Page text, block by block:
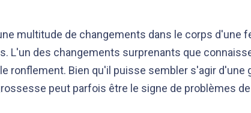
multitude de changements dans le corps d'une
L'un des changements surprenants que
ronflement. Bien qu'il puisse sembler s'agir d'une
peut parfois être le signe de problèmes